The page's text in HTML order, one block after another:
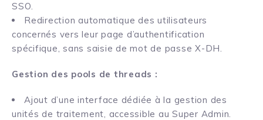
SSO.
Redirection automatique des utilisateurs
concernés vers leur page d’authentification
spécifique, sans saisie de mot de passe X-DH.
Gestion des pools de threads :
Ajout d’une interface dédiée à la gestion des
unités de traitement, accessible au Super Admin.